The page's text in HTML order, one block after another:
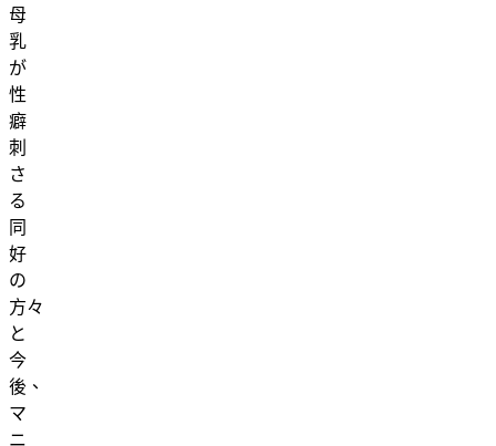
母
乳
が
性
癖
刺
さ
る
同
好
の
方々
と
今
後、
マ
ニ